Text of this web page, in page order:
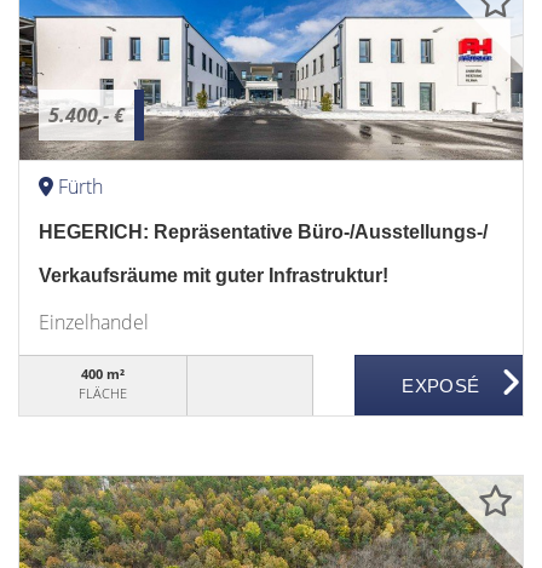
5.400,- €
Fürth
HEGERICH: Repräsentative Büro-/Ausstellungs-/
Verkaufsräume mit guter Infrastruktur!
Einzelhandel
400 m²
FLÄCHE